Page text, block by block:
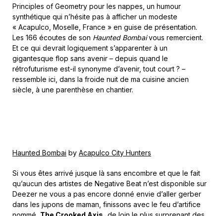
Principles of Geometry pour les nappes, un humour
synthétique qui n’hésite pas à afficher un modeste
« Acapulco, Moselle, France » en guise de présentation.
Les 166 écoutes de son Haunted Bombaivous remercient.
Et ce qui devrait logiquement s’apparenter à un
gigantesque flop sans avenir – depuis quand le
rétrofuturisme est-il synonyme d’avenir, tout court ? –
ressemble ici, dans la froide nuit de ma cuisine ancien
siècle, à une parenthèse en chantier.
Haunted Bombai by Acapulco City Hunters
Si vous êtes arrivé jusque là sans encombre et que le fait
qu’aucun des artistes de Negative Beat n’est disponible sur
Deezer ne vous a pas encore donné envie d’aller gerber
dans les jupons de maman, finissons avec le feu d’artifice